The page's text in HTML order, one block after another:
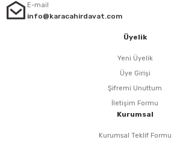
E-mail
info@karacahirdavat.com
Üyelik
Yeni Üyelik
Üye Girişi
Şifremi Unuttum
İletişim Formu
Kurumsal
Kurumsal Teklif Formu